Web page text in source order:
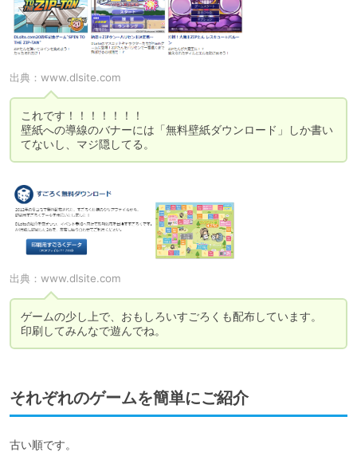
出典： www.dlsite.com
これです！！！！！！！
壁紙への導線のバナーには「無料壁紙ダウンロード」しか書い
てないし、マジ隠してる。
出典： www.dlsite.com
ゲームの少し上で、おもしろいすごろくも配布しています。
それぞれのゲームを簡単にご紹介
古い順です。